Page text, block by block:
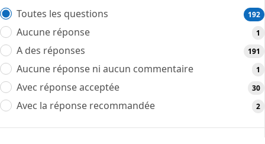
Toutes les questions 192
Aucune réponse 1
A des réponses 191
Aucune réponse ni aucun commentaire 1
Avec réponse acceptée 30
Avec la réponse recommandée 2